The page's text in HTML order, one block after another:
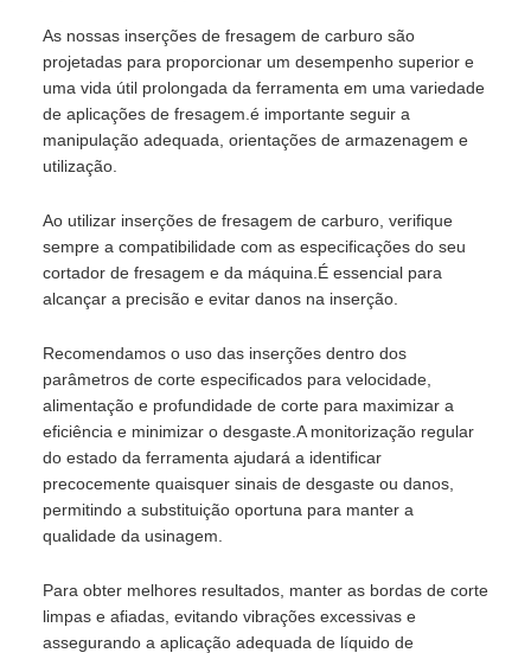
As nossas inserções de fresagem de carburo são
projetadas para proporcionar um desempenho superior e
uma vida útil prolongada da ferramenta em uma variedade
de aplicações de fresagem.é importante seguir a
manipulação adequada, orientações de armazenagem e
utilização.
Ao utilizar inserções de fresagem de carburo, verifique
sempre a compatibilidade com as especificações do seu
cortador de fresagem e da máquina.É essencial para
alcançar a precisão e evitar danos na inserção.
Recomendamos o uso das inserções dentro dos
parâmetros de corte especificados para velocidade,
alimentação e profundidade de corte para maximizar a
eficiência e minimizar o desgaste.A monitorização regular
do estado da ferramenta ajudará a identificar
precocemente quaisquer sinais de desgaste ou danos,
permitindo a substituição oportuna para manter a
qualidade da usinagem.
Para obter melhores resultados, manter as bordas de corte
limpas e afiadas, evitando vibrações excessivas e
assegurando a aplicação adequada de líquido de